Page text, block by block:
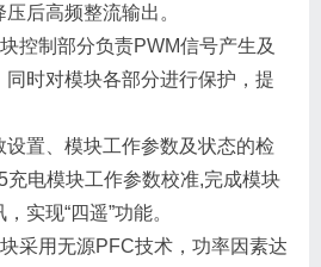
后高频整流输出。
控制部分负责PWM信号产生及
时对模块各部分进行保护，提
置、模块工作参数及状态的检
充电模块工作参数校准,完成模块
实现“四遥”功能。
采用无源PFC技术，功率因素达